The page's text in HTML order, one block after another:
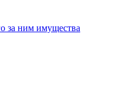
за ним имущества